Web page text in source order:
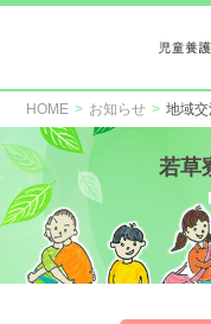
HOME お知らせ 地域
若草